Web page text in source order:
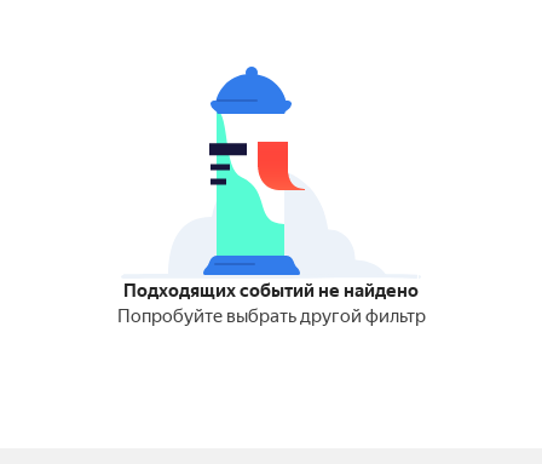
Подходящих событий не найдено
Попробуйте выбрать другой фильтр